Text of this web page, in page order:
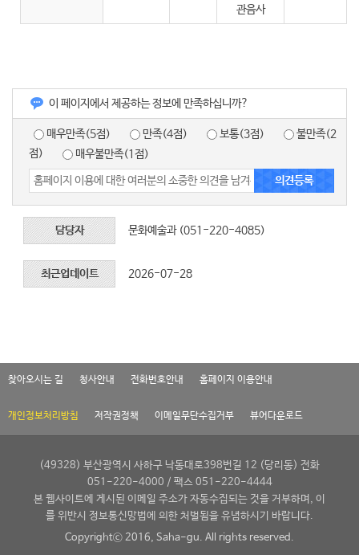
관음사
이 페이지에서 제공하는 정보에 만족하십니까?
매우만족(5점) 만족(4점) 보통(3점)
점)
매우불만족(1점)
담당자 문화예술과 (051-220-4085)
최근업데이트 2026-07-28
찾아오시는 길 청사안내 전화번호안내 홈페이지 이용안내
개인정보처리방침 저작권정책 이메일무단수집거부 뷰어다운로드
(49328) 부산광역시 사하구 낙동대로398번길 12 (당리동) 전화
051-220-4000 / 팩스 051-220-4444
본 웹사이트에 게시된 이메일 주소가 자동수집되는 것을 거부하며, 이
를 위반시 정보통신망법에 의한 처벌됨을 유념하시기 바랍니다.
Copyrightⓒ 2016, Saha-gu. All rights reserved.